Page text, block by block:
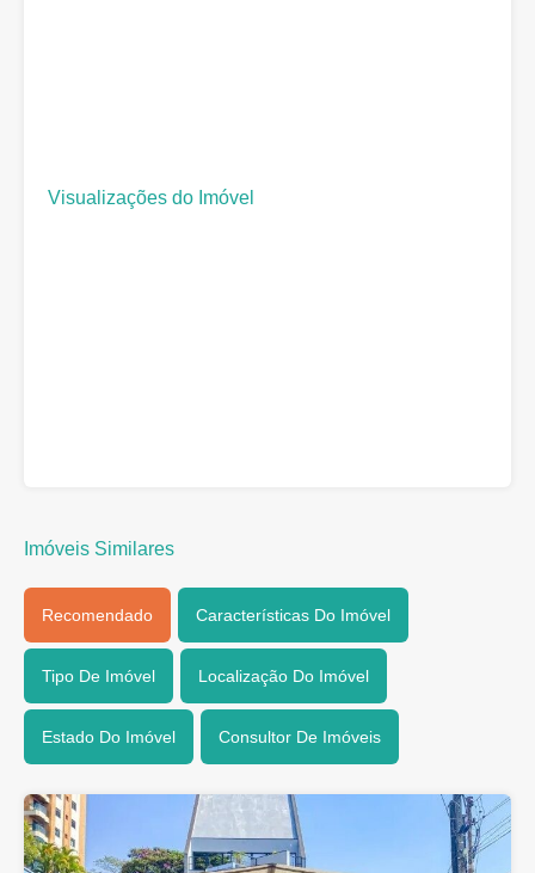
Visualizações do Imóvel
Imóveis Similares
Recomendado Características Do Imóvel
Tipo De Imóvel Localização Do Imóvel
Estado Do Imóvel Consultor De Imóveis